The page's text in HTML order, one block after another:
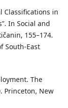
Classifications in
In Social and
155–174.
South-East
The
Princeton, New